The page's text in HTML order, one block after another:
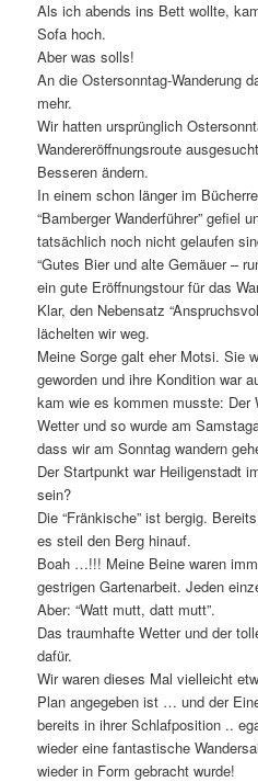
Als ich abends ins Bett wollte,
Sofa hoch.
Aber was solls!
An die Ostersonntag-Wanderung
mehr.
Wir hatten ursprünglich
Wandereröffnungsroute
Besseren ändern.
In einem schon länger im
“Bamberger Wanderführer” gefiel
tatsächlich noch nicht gelaufen
“Gutes Bier und alte Gemäuer –
ein gute Eröffnungstour für das
Klar, den Nebensatz
lächelten wir weg.
Meine Sorge galt eher Motsi. Sie
geworden und ihre Kondition war
kam wie es kommen musste: Der
Wetter und so wurde am
dass wir am Sonntag wandern
Der Startpunkt war Heiligenstadt
sein?
Die “Fränkische” ist bergig.
es steil den Berg hinauf.
Boah …!!! Meine Beine waren
gestrigen Gartenarbeit. Jeden
Aber: “Watt mutt, datt mutt”.
Das traumhafte Wetter und der
dafür.
Wir waren dieses Mal vielleicht
Plan angegeben ist … und der
bereits in ihrer Schlafposition ..
wieder eine fantastische
wieder in Form gebracht wurde!